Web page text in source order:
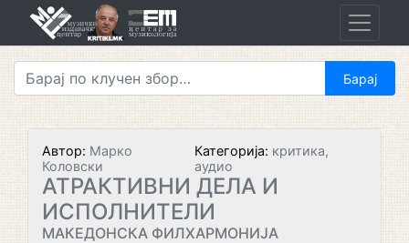
Автор: Марко
Коловски
Категорија: критика,
аудио
АТРАКТИВНИ ДЕЛА И
ИСПОЛНИТЕЛИ
МАКЕДОНСКА ФИЛХАРМОНИЈА